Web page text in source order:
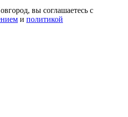
вы соглашаетесь с
и политикой